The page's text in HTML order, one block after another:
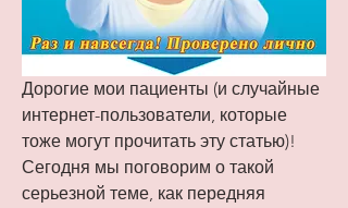
Дорогие мои пациенты (и случайные
интернет-пользователи, которые
тоже могут прочитать эту статью)!
Сегодня мы поговорим о такой
серьезной теме, как передняя